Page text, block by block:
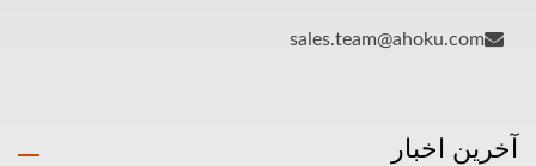
sales.team@ahoku.com
آخرین اخبار